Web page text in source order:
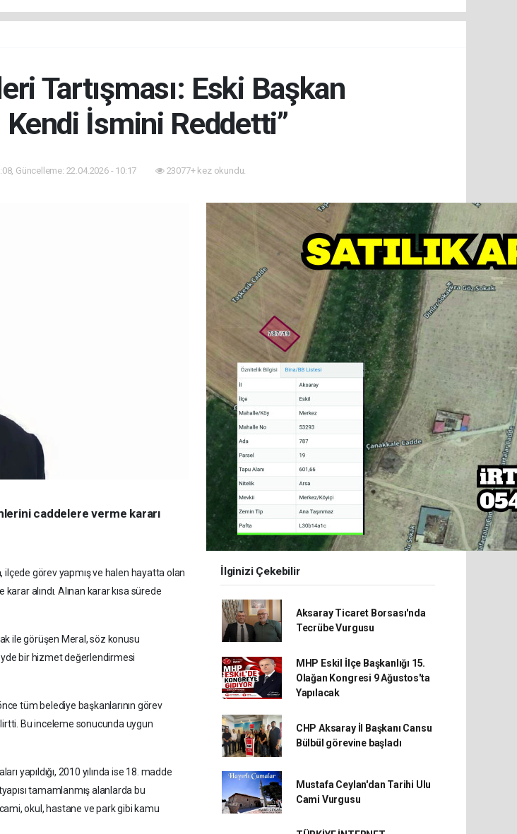
Tartışması: Eski Başkan
İsmini Reddetti”
Güncelleme: 22.04.2026 - 10:17 23077+ kez okundu.
caddelere verme kararı
ilçede görev yapmış ve halen hayatta olan
alındı. Alınan karar kısa sürede
ile görüşen Meral, söz konusu
bir hizmet değerlendirmesi
tüm belediye başkanlarının görev
Bu inceleme sonucunda uygun
yapıldığı, 2010 yılında ise 18. madde
tamamlanmış alanlarda bu
okul, hastane ve park gibi kamu
İlginizi Çekebilir
Aksaray Ticaret Borsası'nda
Tecrübe Vurgusu
MHP Eskil İlçe Başkanlığı 15.
Olağan Kongresi 9 Ağustos'ta
Yapılacak
CHP Aksaray İl Başkanı Cansu
Bülbül görevine başladı
Mustafa Ceylan'dan Tarihi Ulu
Cami Vurgusu